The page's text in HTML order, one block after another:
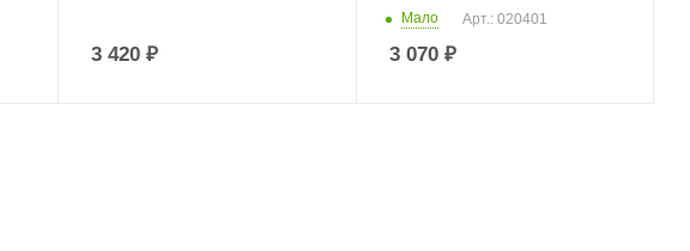
3 420 ₽
Мало Арт.: 020401
3 070₽